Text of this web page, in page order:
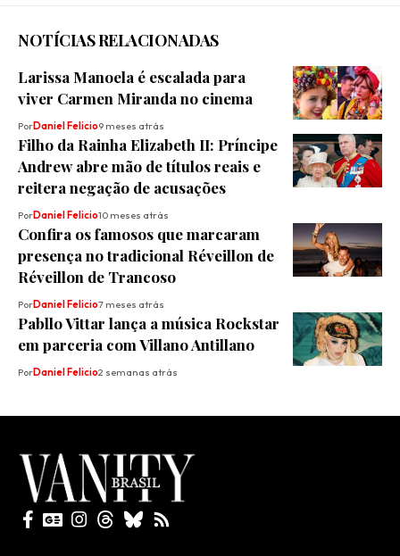
NOTÍCIAS RELACIONADAS
Larissa Manoela é escalada para
viver Carmen Miranda no cinema
PorDaniel Felicio9 meses atrás
Filho da Rainha Elizabeth II: Príncipe
Andrew abre mão de títulos reais e
reitera negação de acusações
PorDaniel Felicio10 meses atrás
Confira os famosos que marcaram
presença no tradicional Réveillon de
Réveillon de Trancoso
PorDaniel Felicio7 meses atrás
Pabllo Vittar lança a música Rockstar
em parceria com Villano Antillano
PorDaniel Felicio2 semanas atrás